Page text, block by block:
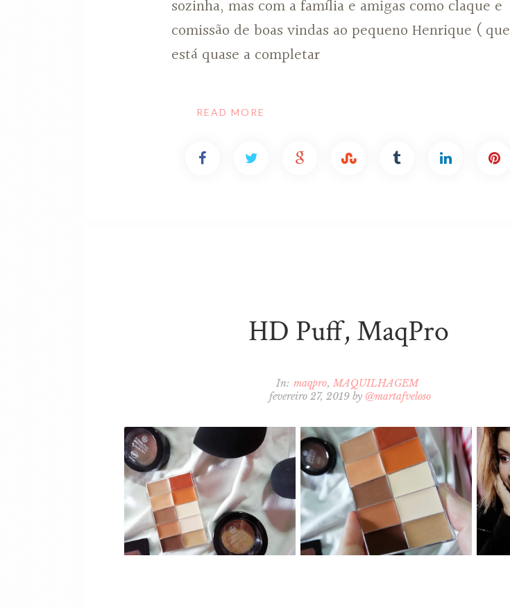
sozinha, mas com a família e amigas como claque e
comissão de boas vindas ao pequeno Henrique ( que
está quase a completar
READ MORE
HD Puff, MaqPro
In: maqpro MAQUILHAGEM
fevereiro 27, 2019by @martafveloso